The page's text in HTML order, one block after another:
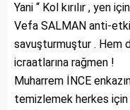
Yani “ Kol kırılır , yen
Vefa SALMAN anti-
savuşturmuştur . Hem
icraatlarına rağmen !
Muharrem İNCE
temizlemek herkes